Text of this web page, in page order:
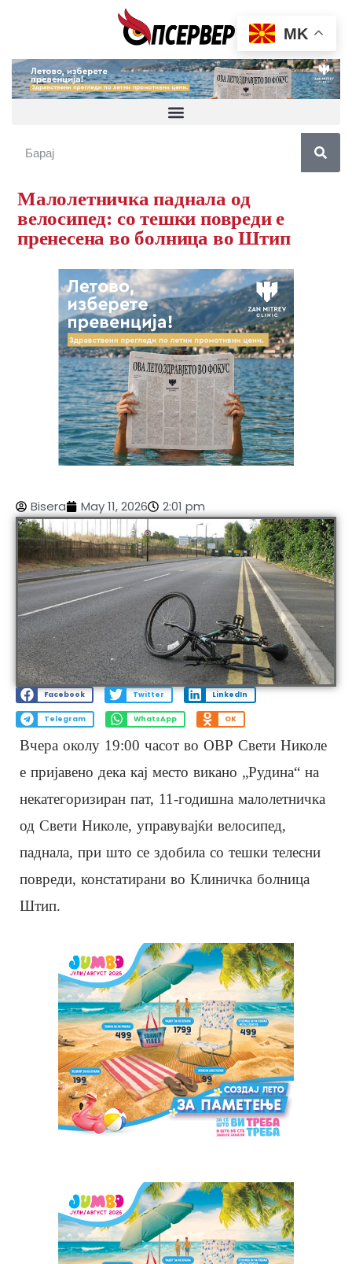
Малолетничка паднала од
велосипед: со тешки повреди е
пренесена во болница во Штип
Bisera May 11, 2026 2:01 pm
Facebook Twitter LinkedIn
Telegram WhatsApp OK
Вчера околу 19:00 часот во ОВР Свети Николе
е пријавено дека кај место викано „Рудина“ на
некатегоризиран пат, 11-годишна малолетничка
од Свети Николе, управувајќи велосипед,
паднала, при што се здобила со тешки телесни
повреди, констатирани во Клиничка болница
Штип.
MK